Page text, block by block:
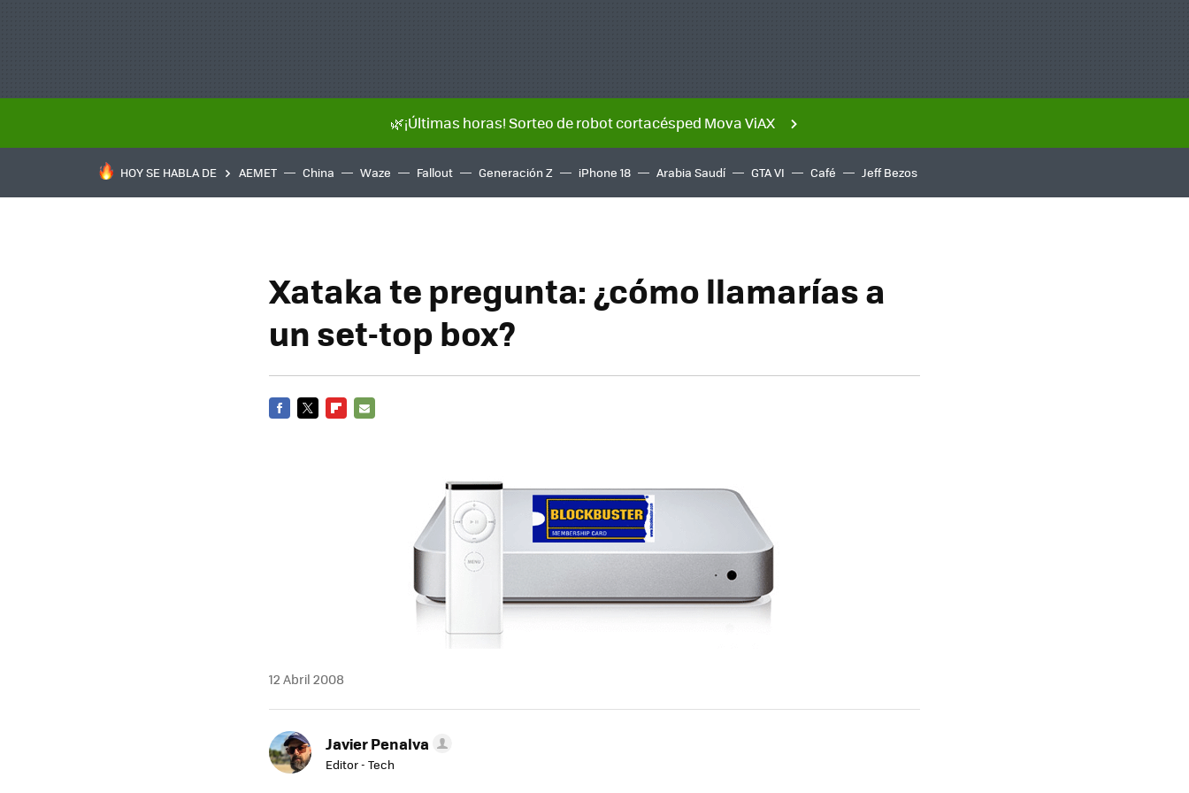
🌿¡Últimas horas! Sorteo de robot cortacésped Mova ViAX
HOY SE HABLA DE AEMET China Waze Fallout Generación Z iPhone 18 Arabia Saudí GTA VI Café Jeff Bezos
Xataka te pregunta: ¿cómo llamarías a
un set-top box?
12 Abril 2008
Javier Penalva
Editor - Tech